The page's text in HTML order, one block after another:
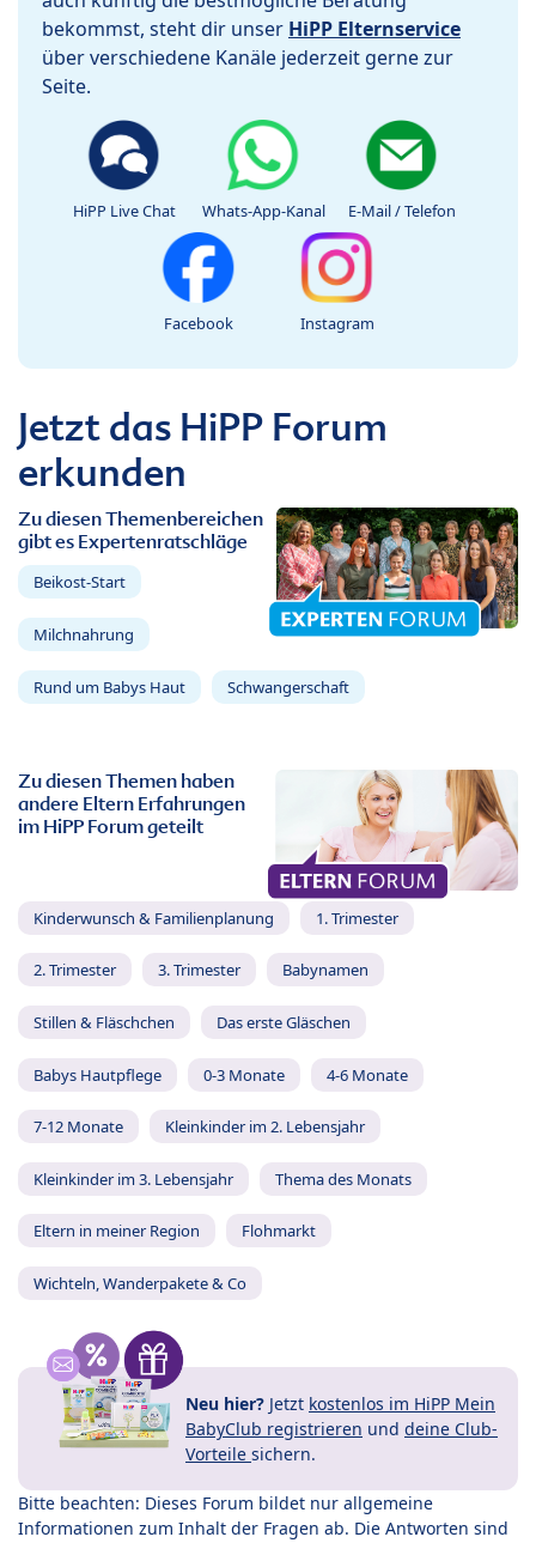
bekommst, steht dir unser HiPP Elternservice
über verschiedene Kanäle jederzeit gerne zur
Seite.
HiPP Live Chat Whats-App-Kanal E-Mail / Telefon
Facebook Instagram
Jetzt das HiPP Forum
erkunden
Zu diesen Themenbereichen
gibt es Expertenratschläge
Beikost-Start
Milchnahrung
Rund um Babys Haut Schwangerschaft
Zu diesen Themen haben
andere Eltern Erfahrungen
im HiPP Forum geteilt
Kinderwunsch & Familienplanung 1. Trimester
2. Trimester 3. Trimester Babynamen
Stillen & Fläschchen Das erste Gläschen
Babys Hautpflege 0-3 Monate 4-6 Monate
7-12 Monate Kleinkinder im 2. Lebensjahr
Kleinkinder im 3. Lebensjahr Thema des Monats
Eltern in meiner Region Flohmarkt
Wichteln, Wanderpakete & Co
Neu hier? Jetzt kostenlos im HiPP Mein
BabyClub registrieren und deine Club-
Vorteile sichern.
Bitte beachten: Dieses Forum bildet nur allgemeine
Informationen zum Inhalt der Fragen ab. Die Antworten sind